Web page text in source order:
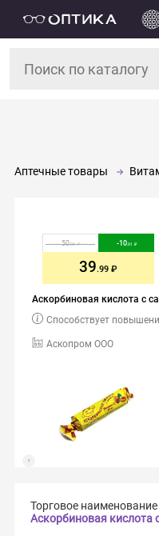
Аптечные товары
Аскорбиновая кислота с
Аскопром ООО
Способствует
50.00 -10.01
39.99
Торговое наименование
Аскорбиновая кислота